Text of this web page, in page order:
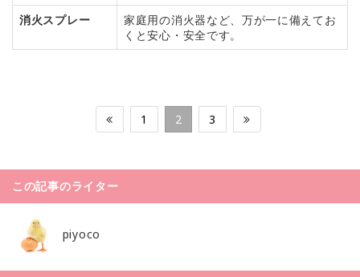
消火スプレー
家庭用の消火器など、万が一に備えてお
くと安心・安全です。
1 2 3
この記事のライター
piyoco